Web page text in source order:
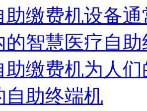
助缴费机设备
的智慧医疗自
助缴费机为人们
自助终端机